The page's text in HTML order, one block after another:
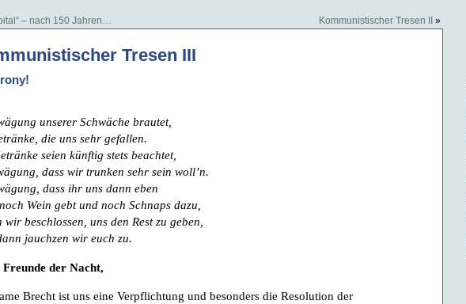
– nach 150 Jahren… Kommunistischer Tresen II »
Tresen III
unserer Schwäche brautet,
die uns sehr gefallen.
seien künftig stets beachtet,
dass wir trunken sehr sein woll’n.
dass ihr uns dann eben
Wein gebt und noch Schnaps dazu,
wir beschlossen, uns den Rest zu geben,
jauchzen wir euch zu.
Freunde der Nacht,
Brecht ist uns eine Verpflichtung und besonders die Resolution der